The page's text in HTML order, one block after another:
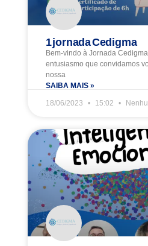
1 jornada Cedigma
Bem-vindo à Jornada
entusiasmo que convidamos
nossa
SAIBA MAIS »
18/06/2023 15:02